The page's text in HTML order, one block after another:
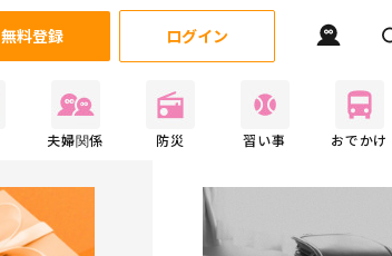
無料登録 ログイン
夫婦関係 防災 習い事 おでかけ